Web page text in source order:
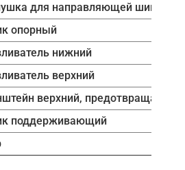
для направляющей шины
опорный
нижний
верхний
верхний, предотвращает
поддерживающий